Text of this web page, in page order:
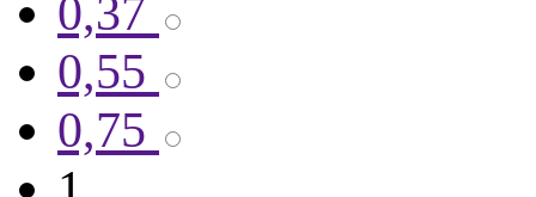
0,37
0,55
0,75